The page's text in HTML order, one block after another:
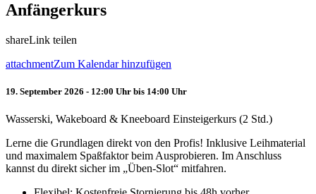
Anfängerkurs
shareLink teilen
attachmentZum Kalendar hinzufügen
19. September 2026 - 12:00 Uhr bis 14:00 Uhr
Wasserski, Wakeboard & Kneeboard Einsteigerkurs (2 Std.)
Lerne die Grundlagen direkt von den Profis! Inklusive Leihmaterial
und maximalem Spaßfaktor beim Ausprobieren. Im Anschluss
kannst du direkt sicher im „Üben-Slot“ mitfahren.